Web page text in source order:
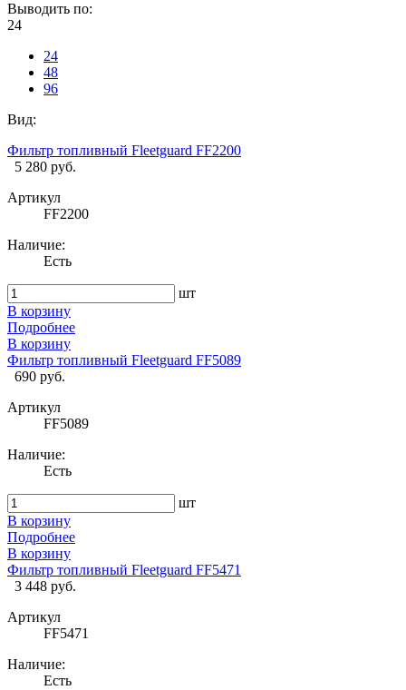
Выводить по:
24
24
48
96
Вид:
Фильтр топливный Fleetguard FF2200
5 280 руб.
Артикул
FF2200
Наличие:
Есть
шт
В корзину
Подробнее
В корзину
Фильтр топливный Fleetguard FF5089
690 руб.
Артикул
FF5089
Наличие:
Есть
шт
В корзину
Подробнее
В корзину
Фильтр топливный Fleetguard FF5471
3 448 руб.
Артикул
FF5471
Наличие:
Есть